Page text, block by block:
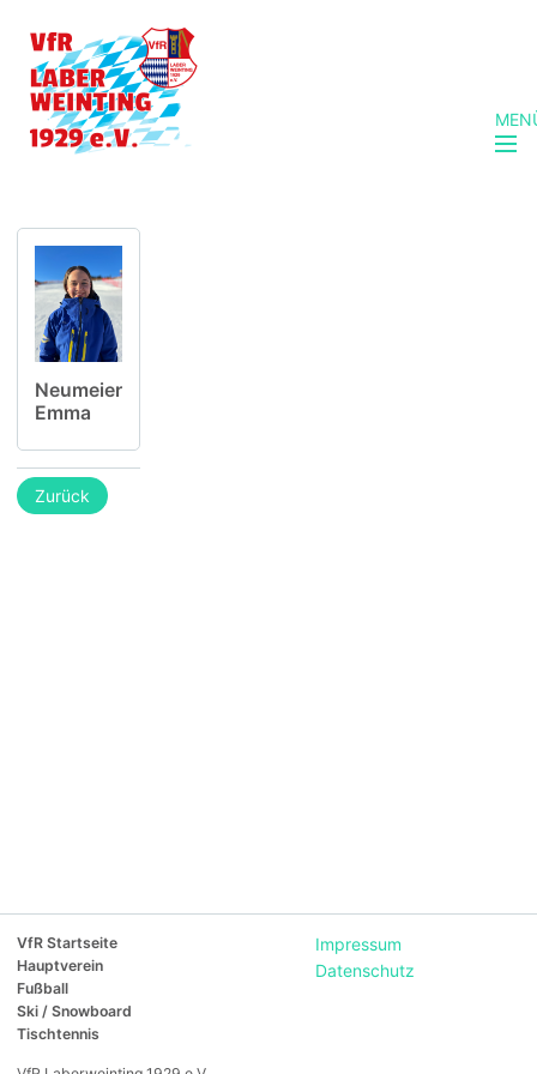
Neumeier
Emma
Zurück
VfR Startseite
Hauptverein
Fußball
Ski / Snowboard
Tischtennis
Impressum
Datenschutz